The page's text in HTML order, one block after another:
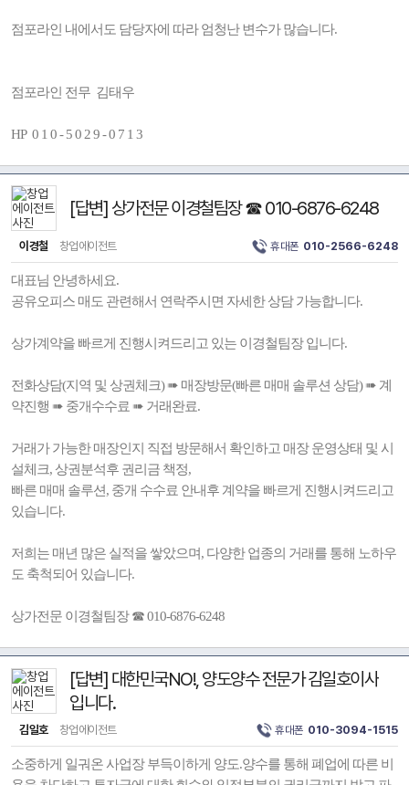
점포라인 내에서도 담당자에 따라 엄청난 변수가 많습니다.
점포라인 전무 김태우
HP 0 1 0 - 5 0 2 9 - 0 7 1 3
[답변] 상가전문 이경철팀장 ☎ 010-6876-6248
이경철 창업에이전트 휴대폰 010-2566-6248
대표님 안녕하세요.
공유오피스 매도 관련해서 연락주시면 자세한 상담 가능합니다.
상가계약을 빠르게 진행시켜드리고 있는 이경철팀장 입니다.
전화상담(지역 및 상권체크) ➠ 매장방문(빠른 매매 솔루션 상담) ➠ 계
약진행 ➠ 중개수수료 ➠ 거래완료.
거래가 가능한 매장인지 직접 방문해서 확인하고 매장 운영상태 및 시
설체크, 상권분석후 권리금 책정,
빠른 매매 솔루션, 중개 수수료 안내후 계약을 빠르게 진행시켜드리고
있습니다.
저희는 매년 많은 실적을 쌓았으며, 다양한 업종의 거래를 통해 노하우
도 축척되어 있습니다.
상가전문 이경철팀장 ☎ 010-6876-6248
[답변] 대한민국NO!, 양도양수 전문가 김일호이사
입니다.
김일호 창업에이전트 휴대폰 010-3094-1515
소중하게 일궈온 사업장 부득이하게 양도.양수를 통해 폐업에 따른 비